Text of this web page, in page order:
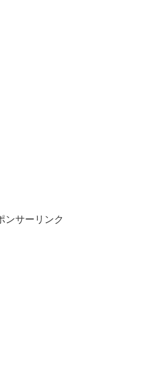
ンサーリンク